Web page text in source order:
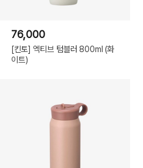
76,000
[킨토] 엑티브 텀블러 800ml (화
이트)